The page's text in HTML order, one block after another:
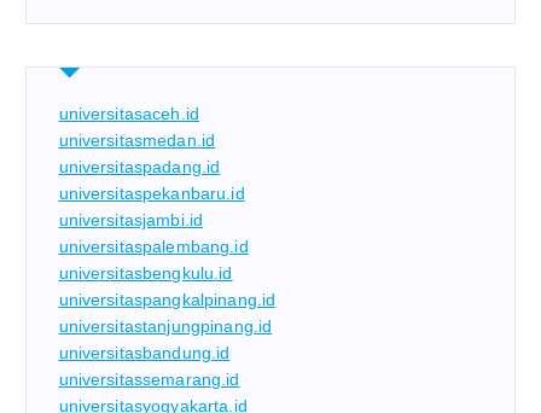
universitasaceh.id
universitasmedan.id
universitaspadang.id
universitaspekanbaru.id
universitasjambi.id
universitaspalembang.id
universitasbengkulu.id
universitaspangkalpinang.id
universitastanjungpinang.id
universitasbandung.id
universitassemarang.id
universitasyogyakarta.id